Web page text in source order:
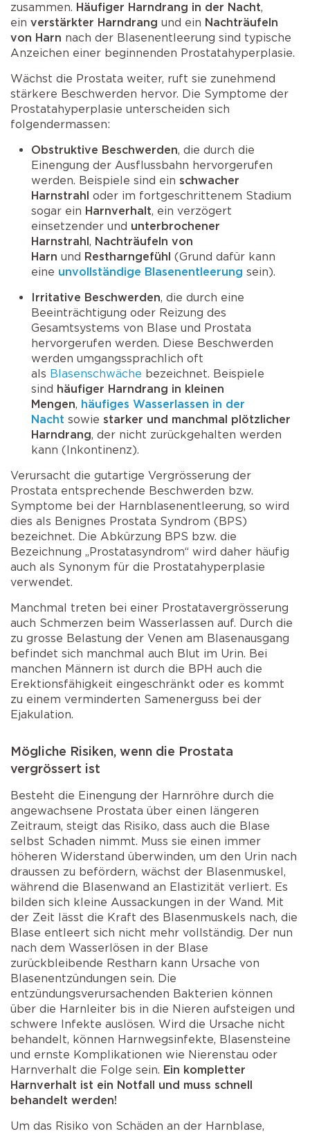
zusammen. Häufiger Harndrang in der Nacht,
ein verstärkter Harndrang und ein Nachträufeln
von Harn nach der Blasenentleerung sind typische
Anzeichen einer beginnenden Prostatahyperplasie.
Wächst die Prostata weiter, ruft sie zunehmend
stärkere Beschwerden hervor. Die Symptome der
Prostatahyperplasie unterscheiden sich
folgendermassen:
Obstruktive Beschwerden, die durch die
Einengung der Ausflussbahn hervorgerufen
werden. Beispiele sind ein schwacher
Harnstrahl oder im fortgeschrittenem Stadium
sogar ein Harnverhalt, ein verzögert
einsetzender und unterbrochener
Harnstrahl, Nachträufeln von
Harn und Restharngefühl (Grund dafür kann
eine unvollständige Blasenentleerung sein).
Irritative Beschwerden, die durch eine
Beeinträchtigung oder Reizung des
Gesamtsystems von Blase und Prostata
hervorgerufen werden. Diese Beschwerden
werden umgangssprachlich oft
als Blasenschwäche bezeichnet. Beispiele
sind häufiger Harndrang in kleinen
Mengen, häufiges Wasserlassen in der
Nacht sowie starker und manchmal plötzlicher
Harndrang, der nicht zurückgehalten werden
kann (Inkontinenz).
Verursacht die gutartige Vergrösserung der
Prostata entsprechende Beschwerden bzw.
Symptome bei der Harnblasenentleerung, so wird
dies als Benignes Prostata Syndrom (BPS)
bezeichnet. Die Abkürzung BPS bzw. die
Bezeichnung „Prostatasyndrom“ wird daher häufig
auch als Synonym für die Prostatahyperplasie
verwendet.
Manchmal treten bei einer Prostatavergrösserung
auch Schmerzen beim Wasserlassen auf. Durch die
zu grosse Belastung der Venen am Blasenausgang
befindet sich manchmal auch Blut im Urin. Bei
manchen Männern ist durch die BPH auch die
Erektionsfähigkeit eingeschränkt oder es kommt
zu einem verminderten Samenerguss bei der
Ejakulation.
Mögliche Risiken, wenn die Prostata
vergrössert ist
Besteht die Einengung der Harnröhre durch die
angewachsene Prostata über einen längeren
Zeitraum, steigt das Risiko, dass auch die Blase
selbst Schaden nimmt. Muss sie einen immer
höheren Widerstand überwinden, um den Urin nach
draussen zu befördern, wächst der Blasenmuskel,
während die Blasenwand an Elastizität verliert. Es
bilden sich kleine Aussackungen in der Wand. Mit
der Zeit lässt die Kraft des Blasenmuskels nach, die
Blase entleert sich nicht mehr vollständig. Der nun
nach dem Wasserlösen in der Blase
zurückbleibende Restharn kann Ursache von
Blasenentzündungen sein. Die
entzündungsverursachenden Bakterien können
über die Harnleiter bis in die Nieren aufsteigen und
schwere Infekte auslösen. Wird die Ursache nicht
behandelt, können Harnwegsinfekte, Blasensteine
und ernste Komplikationen wie Nierenstau oder
Harnverhalt die Folge sein. Ein kompletter
Harnverhalt ist ein Notfall und muss schnell
behandelt werden!
Um das Risiko von Schäden an der Harnblase,